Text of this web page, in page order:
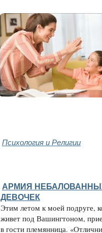
Психология и Религии
АРМИЯ
ДЕВОЧЕК
Этим летом к моей подруге,
живет под Вашингтоном,
в гости племянница.